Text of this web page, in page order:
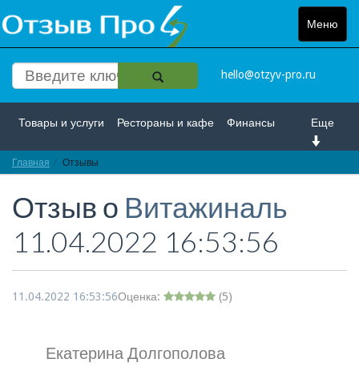
Меню
Toggle
hello@otzyv-pro.ru
Еще
Товары и услуги Рестораны и кафе Финансы
Красота и здоровье
Интернет Путешествие и отдых Транспорт
Недвижимость Работа Гос. учреждения
Главная Отзывы
Отзыв о Витажиналь
11.04.2022 16:53:56
11.04.2022 16:53:56Оценка: (5)
Екатерина Долгополова